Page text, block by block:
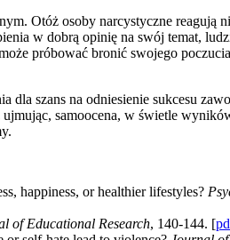
Otóż osoby narcystyczne reagują
w dobrą opinię na swój temat,
próbować bronić swojego
dla szans na odniesienie sukcesu
samoocena, w świetle
happiness, or healthier lifestyles?
of Educational Research, 140-144. [